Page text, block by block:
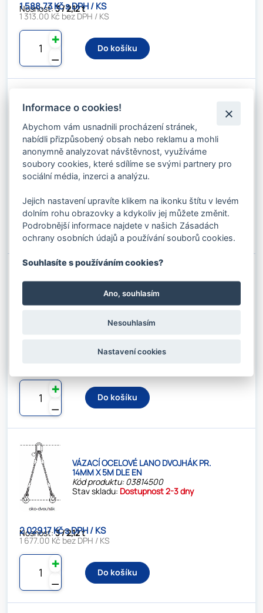
Nosnost:3 / 2,12 t
1 588.73 Kč s DPH / KS
1 313.00 Kč bez DPH / KS
⚊
✚
Do košíku
VÁZACÍ OCELOVÉ LANO DVOJHÁK PR.
14MM X 3M DLE EN
Kód produktu: 03814300
Stav skladu:Dostupnost 2-3 dny
Nosnost: 3 / 2,12 t
1 735.14 Kč s DPH / KS
⚊
✚
Do košíku
VÁZACÍ OCELOVÉ LANO DVOJHÁK PR.
14MM X 4M DLE EN
Kód produktu: 03814400
1 881.55 Kč s DPH / KS
⚊
✚
Do košíku
VÁZACÍ OCELOVÉ LANO DVOJHÁK PR.
14MM X 5M DLE EN
Kód produktu: 03814500
Stav skladu: Dostupnost 2-3 dny
Nosnost:3 / 2,12 t
2 029.17 Kč s DPH / KS
1 677.00 Kč bez DPH / KS
⚊
✚
Do košíku
Informace o cookies!
Abychom vám usnadnili procházení stránek,
nabídli přizpůsobený obsah nebo reklamu a mohli
anonymně analyzovat návštěvnost, využíváme
soubory cookies, které sdílíme se svými partnery pro
sociální média, inzerci a analýzu.
Jejich nastavení upravíte klikem na ikonku štítu v levém
dolním rohu obrazovky a kdykoliv jej můžete změnit.
Podrobnější informace najdete v našich Zásadách
ochrany osobních údajů a používání souborů cookies.
Souhlasíte s používáním cookies?
Ano, souhlasím
Nesouhlasím
Nastavení cookies